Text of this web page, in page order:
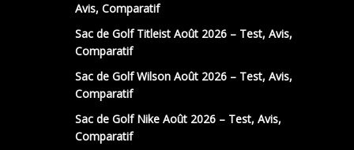
Avis, Comparatif
Sac de Golf Titleist Août 2026 – Test, Avis,
Comparatif
Sac de Golf Wilson Août 2026 – Test, Avis,
Comparatif
Sac de Golf Nike Août 2026 – Test, Avis,
Comparatif